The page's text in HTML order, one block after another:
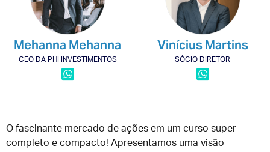
Mehanna Mehanna
CEO DA PHI INVESTIMENTOS
Vinícius Martins
SÓCIO DIRETOR
O fascinante mercado de ações em um curso super
completo e compacto! Apresentamos uma visão